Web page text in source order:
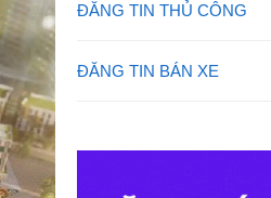
ĐĂNG TIN THỦ CÔNG
ĐĂNG TIN BÁN XE